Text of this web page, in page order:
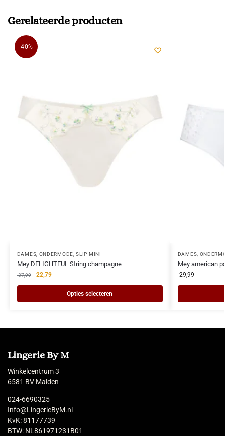
Gerelateerde producten
-40%
DAMES, ONDERMODE,SLIP MINI
Mey DELIGHTFUL String champagne
37,99 22,79
Opties selecteren
DAMES,
Mey american
29,99
Lingerie By M
Winkelcentrum 3
6581 BV Malden
024-6690325
Info@LingerieByM.nl
KvK: 81177739
BTW: NL861971231B01